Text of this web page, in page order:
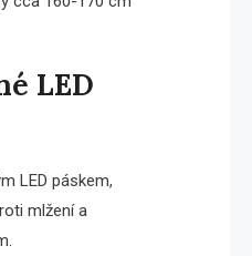
LED
LED páskem,
mlžení a